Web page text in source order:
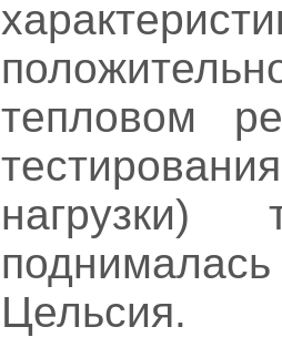
тепловом
нагрузки)
Цельсия.